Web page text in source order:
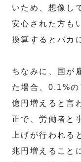
いため、想像し
安心された方も
換算するとバカ
ちなみに、国が
た場合、0.1%
億円増えると言
正で、労働者と
上げが行われる
兆円増えること